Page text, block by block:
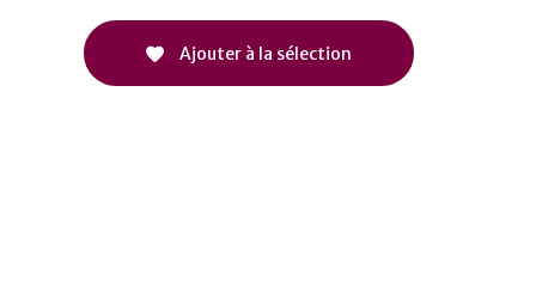
Ajouter à la sélection